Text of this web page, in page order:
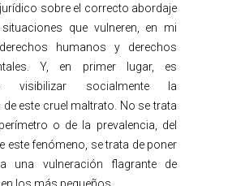
sobre el correcto abordaje
que vulneren, en mi
humanos y derechos
Y, en primer lugar, es
visibilizar socialmente la
de este cruel maltrato. No se trata
o de la prevalencia, del
este fenómeno, se trata de poner
una vulneración flagrante de